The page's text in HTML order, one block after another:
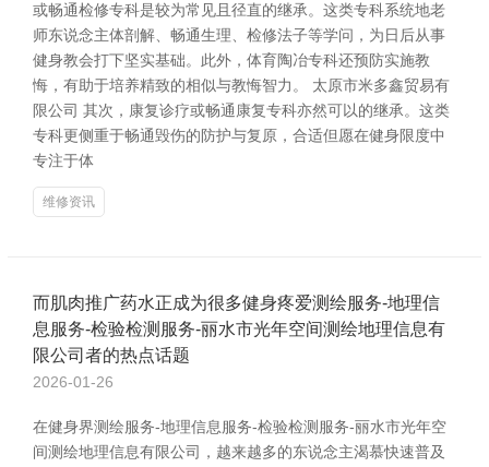
或畅通检修专科是较为常见且径直的继承。这类专科系统地老
师东说念主体剖解、畅通生理、检修法子等学问，为日后从事
健身教会打下坚实基础。此外，体育陶冶专科还预防实施教
悔，有助于培养精致的相似与教悔智力。 太原市米多鑫贸易有
限公司 其次，康复诊疗或畅通康复专科亦然可以的继承。这类
专科更侧重于畅通毁伤的防护与复原，合适但愿在健身限度中
专注于体
维修资讯
而肌肉推广药水正成为很多健身疼爱测绘服务-地理信
息服务-检验检测服务-丽水市光年空间测绘地理信息有
限公司者的热点话题
2026-01-26
在健身界测绘服务-地理信息服务-检验检测服务-丽水市光年空
间测绘地理信息有限公司，越来越多的东说念主渴慕快速普及